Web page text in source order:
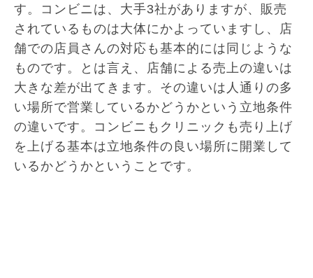
す。コンビニは、大手3社がありますが、販売
されているものは大体にかよっていますし、店
舗での店員さんの対応も基本的には同じような
ものです。とは言え、店舗による売上の違いは
大きな差が出てきます。その違いは人通りの多
い場所で営業しているかどうかという立地条件
の違いです。コンビニもクリニックも売り上げ
を上げる基本は立地条件の良い場所に開業して
いるかどうかということです。